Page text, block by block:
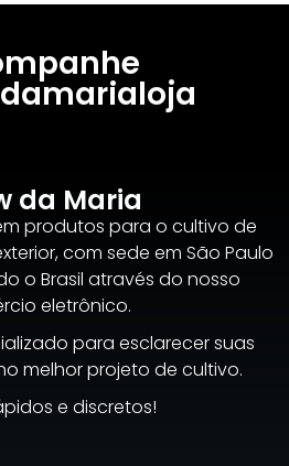
da Maria
produtos para o cultivo de
com sede em São Paulo
o Brasil através do nosso
eletrônico.
para esclarecer suas
melhor projeto de cultivo.
e discretos!